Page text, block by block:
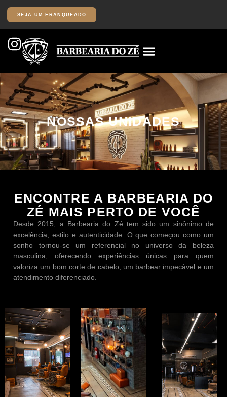
SEJA UM FRANQUEADO
NOSSAS UNIDADES
ENCONTRE A BARBEARIA DO
ZÉ MAIS PERTO DE VOCÊ
Desde 2015, a Barbearia do Zé tem sido um sinônimo de
excelência, estilo e autenticidade. O que começou como um
sonho tornou-se um referencial no universo da beleza
masculina, oferecendo experiências únicas para quem
valoriza um bom corte de cabelo, um barbear impecável e um
atendimento diferenciado.